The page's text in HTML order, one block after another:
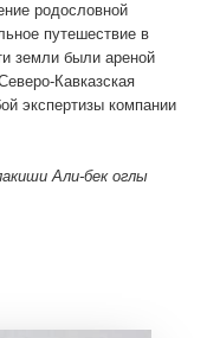
родословной
путешествие в
земли были ареной
Кавказская
экспертизы компании
Али-бек оглы